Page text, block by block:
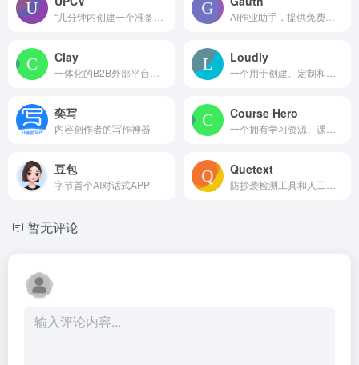
Clay Loudly
奕写
内容创作者的写作神器
Course Hero
豆包
字节首个AI对话式APP
Quetext
暂无评论